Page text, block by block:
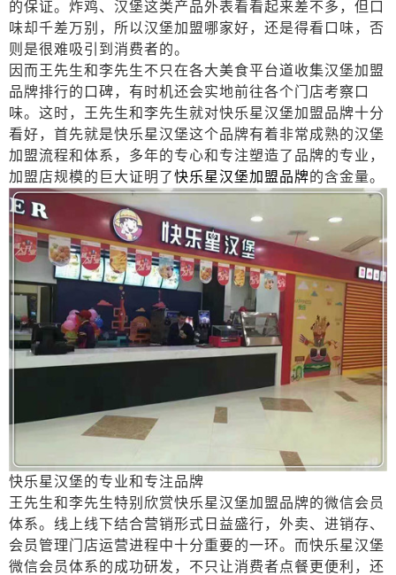
的保证。炸鸡、汉堡这类产品外表看看起来差不多，但口
味却千差万别，所以汉堡加盟哪家好，还是得看口味，否
则是很难吸引到消费者的。
因而王先生和李先生不只在各大美食平台道收集汉堡加盟
品牌排行的口碑，有时机还会实地前往各个门店考察口
味。这时，王先生和李先生就对快乐星汉堡加盟品牌十分
看好，首先就是快乐星汉堡这个品牌有着非常成熟的汉堡
加盟流程和体系，多年的专心和专注塑造了品牌的专业，
加盟店规模的巨大证明了快乐星汉堡加盟品牌的含金量。
快乐星汉堡的专业和专注品牌
王先生和李先生特别欣赏快乐星汉堡加盟品牌的微信会员
体系。线上线下结合营销形式日益盛行，外卖、进销存、
会员管理门店运营进程中十分重要的一环。而快乐星汉堡
微信会员体系的成功研发，不只让消费者点餐更便利，还